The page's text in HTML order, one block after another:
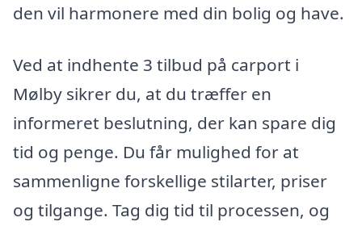
den vil harmonere med din bolig og have.
Ved at indhente 3 tilbud på carport i
Mølby sikrer du, at du træffer en
informeret beslutning, der kan spare dig
tid og penge. Du får mulighed for at
sammenligne forskellige stilarter, priser
og tilgange. Tag dig tid til processen, og